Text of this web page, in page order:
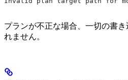
プランが不正な場合、一切の書
れません。